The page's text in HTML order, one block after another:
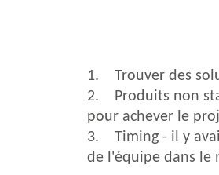
1. Trouver des
2. Produits non
pour achever le
3. Timing - il y
de l'équipe dans le